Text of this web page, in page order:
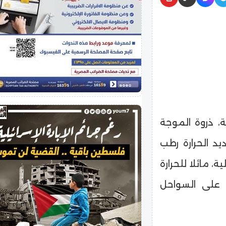
ذروة الموجة
الحرارة رطب
مائلا للحرارة
على السواحل